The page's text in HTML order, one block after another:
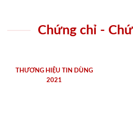
Chứng chỉ -
THƯƠNG HIỆU TIN DÙNG
2021